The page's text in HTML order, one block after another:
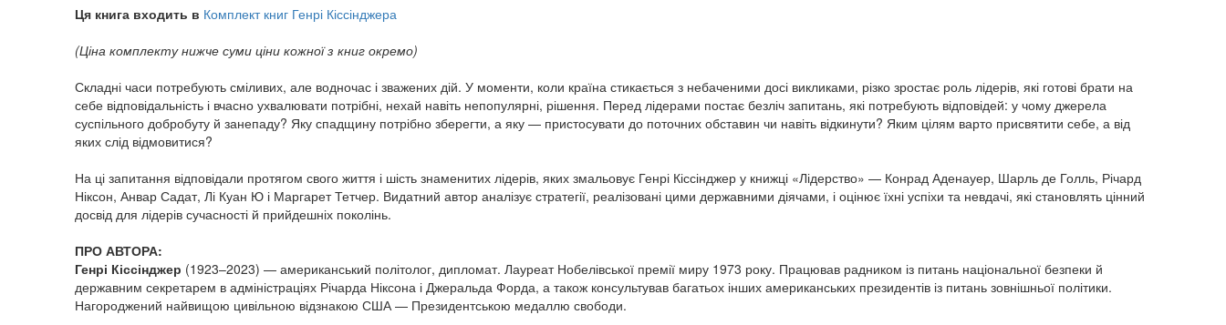
Ця книга входить в Комплект книг Генрі Кіссінджера
(Ціна комплекту нижче суми ціни кожної з книг окремо)
Складні часи потребують сміливих, але водночас і зважених дій. У моменти, коли країна стикається з небаченими досі викликами, різко зростає роль лідерів, які готові брати на
себе відповідальність і вчасно ухвалювати потрібні, нехай навіть непопулярні, рішення. Перед лідерами постає безліч запитань, які потребують відповідей: у чому джерела
суспільного добробуту й занепаду? Яку спадщину потрібно зберегти, а яку — пристосувати до поточних обставин чи навіть відкинути? Яким цілям варто присвятити себе, а від
яких слід відмовитися?
На ці запитання відповідали протягом свого життя і шість знаменитих лідерів, яких змальовує Генрі Кіссінджер у книжці «Лідерство» — Конрад Аденауер, Шарль де Голль, Річард
Ніксон, Анвар Садат, Лі Куан Ю і Маргарет Тетчер. Видатний автор аналізує стратегії, реалізовані цими державними діячами, і оцінює їхні успіхи та невдачі, які становлять цінний
досвід для лідерів сучасності й прийдешніх поколінь.
ПРО АВТОРА:
Генрі Кіссінджер (1923–2023) — американський політолог, дипломат. Лауреат Нобелівської премії миру 1973 року. Працював радником із питань національної безпеки й
державним секретарем в адміністраціях Річарда Ніксона і Джеральда Форда, а також консультував багатьох інших американських президентів із питань зовнішньої політики.
Нагороджений найвищою цивільною відзнакою США — Президентською медаллю свободи.